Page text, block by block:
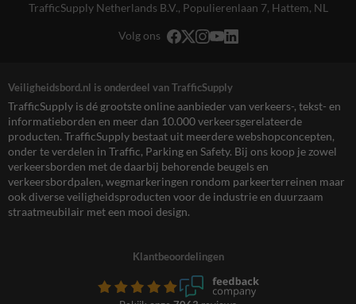
TrafficSupply Netherlands B.V., Populierenlaan 7, Hattem, NL
Volg ons
Veiligheidsbord.nl is onderdeel van TrafficSupply
TrafficSupply is dé grootste online aanbieder van verkeers-, tekst- en
informatieborden en meer dan 10.000 verkeersgerelateerde
producten. TrafficSupply bestaat uit meerdere webshopconcepten,
onder te verdelen in Traffic, Parking en Safety. Bij ons koop je zowel
verkeersborden met de daarbij behorende beugels en
verkeersbordpalen, wegmarkeringen rondom parkeerterreinen maar
ook diverse veiligheidsproducten voor de industrie en duurzaam
straatmeubilair met een mooi design.
Klantbeoordelingen